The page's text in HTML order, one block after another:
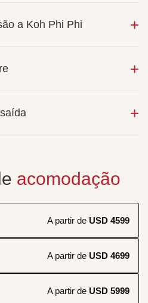
a Koh Phi Phi
acomodação
A partir de USD 4599
A partir de USD 4699
A partir de USD 5999